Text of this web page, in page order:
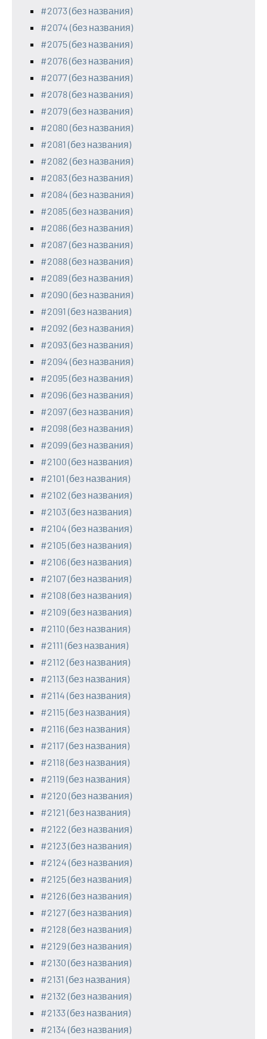
#2073 (без названия)
#2074 (без названия)
#2075 (без названия)
#2076 (без названия)
#2077 (без названия)
#2078 (без названия)
#2079 (без названия)
#2080 (без названия)
#2081 (без названия)
#2082 (без названия)
#2083 (без названия)
#2084 (без названия)
#2085 (без названия)
#2086 (без названия)
#2087 (без названия)
#2088 (без названия)
#2089 (без названия)
#2090 (без названия)
#2091 (без названия)
#2092 (без названия)
#2093 (без названия)
#2094 (без названия)
#2095 (без названия)
#2096 (без названия)
#2097 (без названия)
#2098 (без названия)
#2099 (без названия)
#2100 (без названия)
#2101 (без названия)
#2102 (без названия)
#2103 (без названия)
#2104 (без названия)
#2105 (без названия)
#2106 (без названия)
#2107 (без названия)
#2108 (без названия)
#2109 (без названия)
#2110 (без названия)
#2111 (без названия)
#2112 (без названия)
#2113 (без названия)
#2114 (без названия)
#2115 (без названия)
#2116 (без названия)
#2117 (без названия)
#2118 (без названия)
#2119 (без названия)
#2120 (без названия)
#2121 (без названия)
#2122 (без названия)
#2123 (без названия)
#2124 (без названия)
#2125 (без названия)
#2126 (без названия)
#2127 (без названия)
#2128 (без названия)
#2129 (без названия)
#2130 (без названия)
#2131 (без названия)
#2132 (без названия)
#2133 (без названия)
#2134 (без названия)